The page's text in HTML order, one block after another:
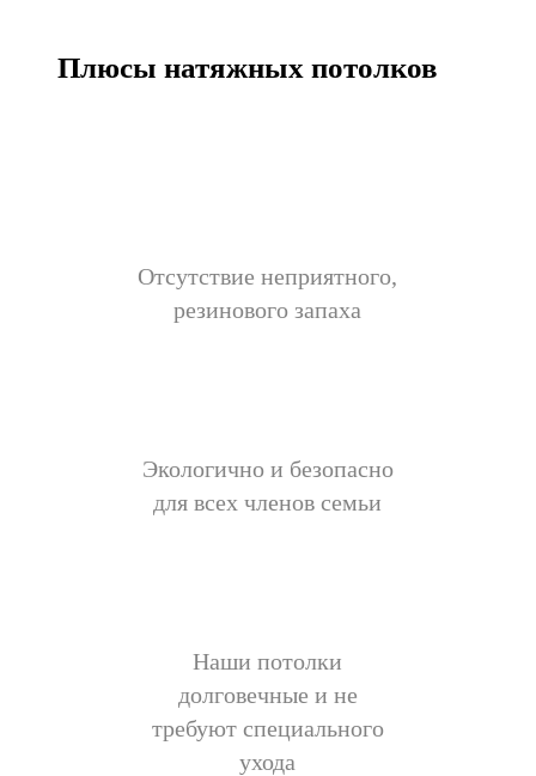
Плюсы натяжных потолков
Отсутствие неприятного,
резинового запаха
Экологично и безопасно
для всех членов семьи
Наши потолки
долговечные и не
требуют специального
ухода